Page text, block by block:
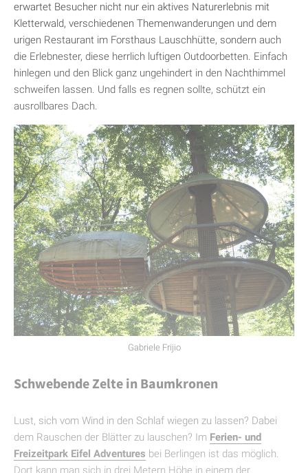
erwartet Besucher nicht nur ein aktives Naturerlebnis mit
Kletterwald, verschiedenen Themenwanderungen und dem
urigen Restaurant im Forsthaus Lauschhütte, sondern auch
die Erlebnester, diese herrlich luftigen Outdoorbetten. Einfach
hinlegen und den Blick ganz ungehindert in den Nachthimmel
schweifen lassen. Und falls es regnen sollte, schützt ein
ausrollbares Dach.
Gabriele Frijio
Schwebende Zelte in Baumkronen
Lust, sich vom Wind in den Schlaf wiegen zu lassen? Dabei
dem Rauschen der Blätter zu lauschen? Im Ferien- und
Freizeitpark Eifel Adventures bei Berlingen ist das möglich.
Dort kann man sich in drei Metern Höhe in einem der